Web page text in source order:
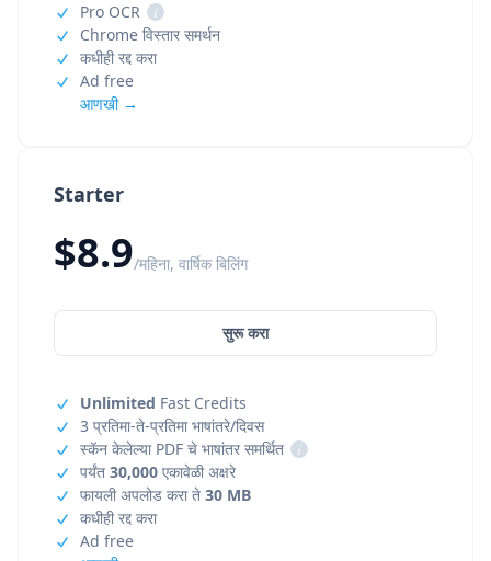
Starter
$8.9/महिना, वार्षिक बिलिंग
सुरू करा
Unlimited Fast Credits
3 प्रतिमा-ते-प्रतिमा भाषांतरे/दिवस
स्कॅन केलेल्या PDF चे भाषांतर समर्थित
i
पर्यंत 30,000 एकावेळी अक्षरे
फायली अपलोड करा ते 30 MB
कधीही रद्द करा
Ad free
Pro OCR
i
Chrome विस्तार समर्थन
कधीही रद्द करा
Ad free
आणखी →